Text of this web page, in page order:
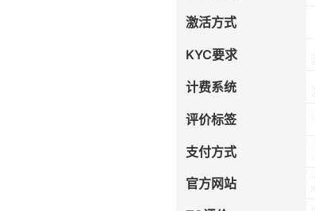
激活方式
KYC要求
计费系统
评价标签
支付方式
官方网站